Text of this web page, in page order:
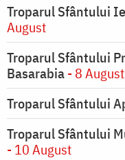
Troparul Sfântului
August
Troparul Sfântului
Basarabia- 8 August
Troparul Sfântului
Troparul Sfântului
- 10 August